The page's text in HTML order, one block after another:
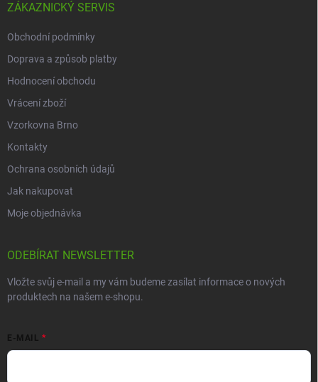
ZÁKAZNICKÝ SERVIS
Obchodní podmínky
Doprava a způsob platby
Hodnocení obchodu
Vrácení zboží
Vzorkovna Brno
Kontakty
Ochrana osobních údajů
Jak nakupovat
Moje objednávka
ODEBÍRAT NEWSLETTER
Vložte svůj e-mail a my vám budeme zasílat informace o nových
produktech na našem e-shopu.
E-MAIL